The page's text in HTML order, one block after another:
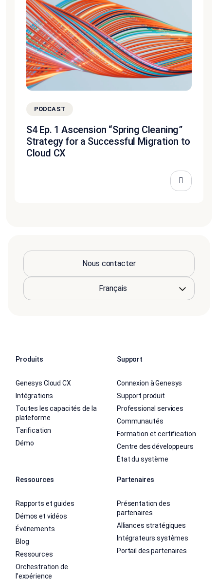
PODCAST
S4 Ep. 1 Ascension “Spring Cleaning”
Strategy for a Successful Migration to
Cloud CX
Nous contacter
Produits
Genesys Cloud CX
Intégrations
Toutes les capacités de la
plateforme
Tarification
Démo
Support
Connexion à Genesys
Support produit
Professional services
Communautés
Formation et certification
Centre des développeurs
État du système
Ressources
Rapports et guides
Démos et vidéos
Événements
Blog
Ressources
Orchestration de
l’expérience
Partenaires
Présentation des
partenaires
Alliances stratégiques
Intégrateurs systèmes
Portail des partenaires